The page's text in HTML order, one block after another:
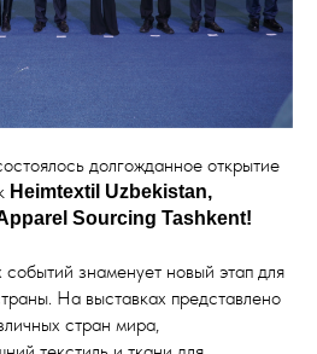
долгожданное открытие
Heimtextil Uzbekistan,
Sourcing Tashkent!
знаменует новый этап для
На выставках представлено
стран мира,